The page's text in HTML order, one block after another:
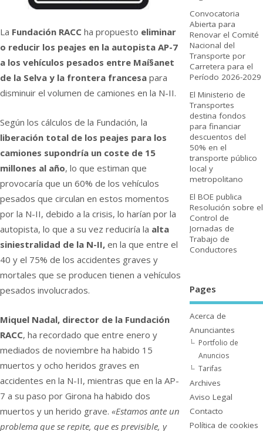
La Fundación RACC ha propuesto eliminar
o reducir los peajes en la autopista AP-7
a los vehí­culos pesados entre Maí§anet
de la Selva y la frontera francesa para
disminuir el volumen de camiones en la N-II.
Según los cálculos de la Fundación, la
liberación total de los peajes para los
camiones supondrí­a un coste de 15
millones al año, lo que estiman que
provocarí­a que un 60% de los vehí­culos
pesados que circulan en estos momentos
por la N-II, debido a la crisis, lo harí­an por la
autopista, lo que a su vez reducirí­a la alta
siniestralidad de la N-II, en la que entre el
40 y el 75% de los accidentes graves y
mortales que se producen tienen a vehí­culos
pesados involucrados.
Miquel Nadal, director de la Fundación
RACC, ha recordado que entre enero y
mediados de noviembre ha habido 15
muertos y ocho heridos graves en
accidentes en la N-II, mientras que en la AP-
7 a su paso por Girona ha habido dos
muertos y un herido grave. «Estamos ante un
problema que se repite, que es previsible, y
Convocatoria
Abierta para
Renovar el Comité
Nacional del
Transporte por
Carretera para el
Período 2026-2029
El Ministerio de
Transportes
destina fondos
para financiar
descuentos del
50% en el
transporte público
local y
metropolitano
El BOE publica
Resolución sobre el
Control de
Jornadas de
Trabajo de
Conductores
Pages
Acerca de
Anunciantes
Portfolio de
Anuncios
Tarifas
Archives
Aviso Legal
Contacto
Polí­tica de cookies